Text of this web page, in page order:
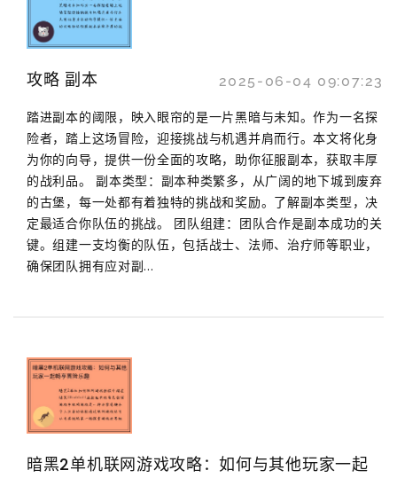
攻略 副本 2025-06-04 09:07:23
踏进副本的阈限，映入眼帘的是一片黑暗与未知。作为一名探
险者，踏上这场冒险，迎接挑战与机遇并肩而行。本文将化身
为你的向导，提供一份全面的攻略，助你征服副本，获取丰厚
的战利品。 副本类型：副本种类繁多，从广阔的地下城到废弃
的古堡，每一处都有着独特的挑战和奖励。了解副本类型，决
定最适合你队伍的挑战。 团队组建：团队合作是副本成功的关
键。组建一支均衡的队伍，包括战士、法师、治疗师等职业，
确保团队拥有应对副...
暗黑2单机联网游戏攻略：如何与其他玩家一起